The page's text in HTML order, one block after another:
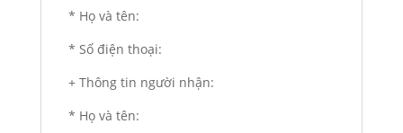
* Họ và tên:
* Số điện thoại:
+ Thông tin người nhận:
* Họ và tên: